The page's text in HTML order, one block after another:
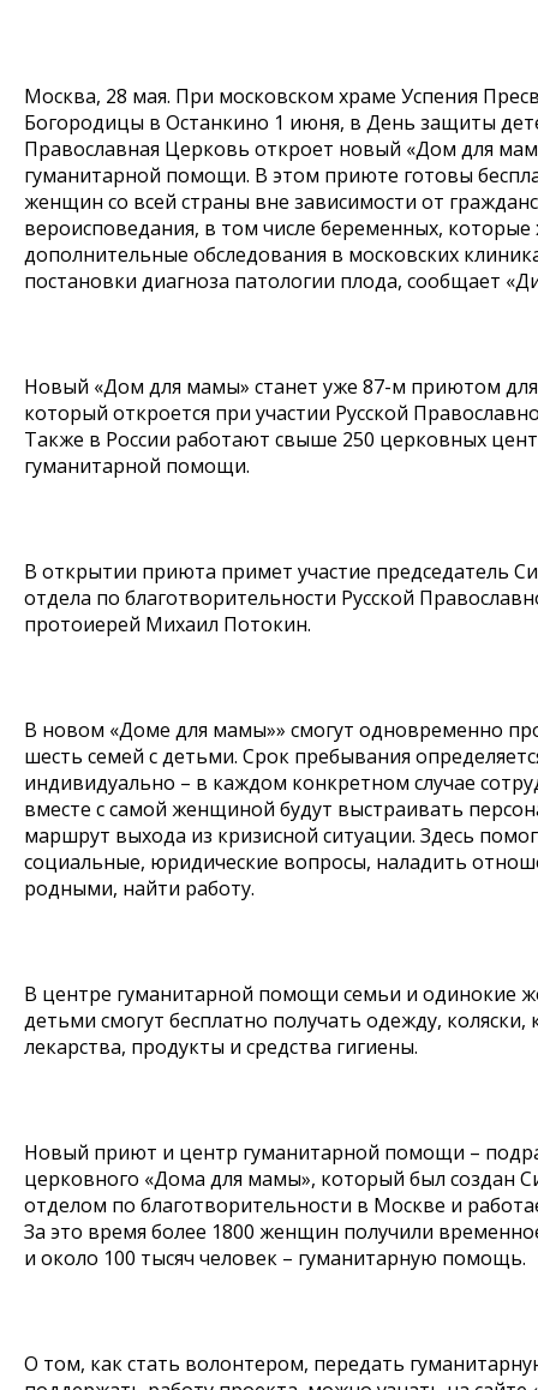
Москва, 28 мая. При московском храме Успения
Богородицы в Останкино 1 июня, в День защиты
Православная Церковь откроет новый «Дом для
гуманитарной помощи. В этом приюте готовы
женщин со всей страны вне зависимости от
вероисповедания, в том числе беременных, которые
дополнительные обследования в московских
постановки диагноза патологии плода, сообщает
Новый «Дом для мамы» станет уже 87-м приютом
который откроется при участии Русской
Также в России работают свыше 250 церковных
гуманитарной помощи.
В открытии приюта примет участие председатель
отдела по благотворительности Русской
протоиерей Михаил Потокин.
В новом «Доме для мамы»» смогут одновременно
шесть семей с детьми. Срок пребывания
индивидуально – в каждом конкретном случае
вместе с самой женщиной будут выстраивать
маршрут выхода из кризисной ситуации. Здесь
социальные, юридические вопросы, наладить
родными, найти работу.
В центре гуманитарной помощи семьи и одинокие
детьми смогут бесплатно получать одежду, коляски,
лекарства, продукты и средства гигиены.
Новый приют и центр гуманитарной помощи –
церковного «Дома для мамы», который был создан
отделом по благотворительности в Москве и
За это время более 1800 женщин получили
и около 100 тысяч человек – гуманитарную помощь.
О том, как стать волонтером, передать